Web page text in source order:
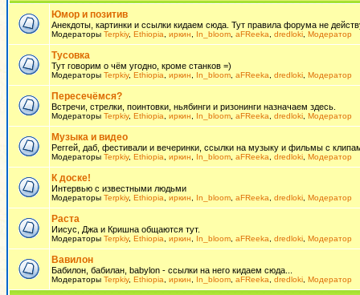
Юмор и позитив
Анекдоты, картинки и ссылки кидаем сюда. Тут правила форума не
Модераторы Terpkiy, Ethiopia иркин In_bloom aFReeka dredloki Модератор
Тусовка
Тут говорим о чём угодно, кроме станков =)
Модераторы Terpkiy, Ethiopia иркин In_bloom aFReeka dredloki Модератор
Пересечёмся?
Встречи, стрелки, поинтовки, ньябинги и ризонинги назначаем здесь.
Модераторы Terpkiy, Ethiopia иркин In_bloom aFReeka dredloki Модератор
Музыка и видео
Реггей, даб, фестивали и вечеринки, ссылки на музыку и фильмы с
Модераторы Terpkiy, Ethiopia иркин In_bloom aFReeka dredloki Модератор
К доске!
Интервью с известными людьми
Модераторы Terpkiy, Ethiopia иркин In_bloom aFReeka dredloki Модератор
Раста
Иисус, Джа и Кришна общаются тут.
Модераторы Terpkiy, Ethiopia иркин In_bloom aFReeka dredloki Модератор
Вавилон
Бабилон, бабилан, babylon - ссылки на него кидаем сюда...
Модераторы Terpkiy, Ethiopia иркин In_bloom aFReeka dredloki Модератор